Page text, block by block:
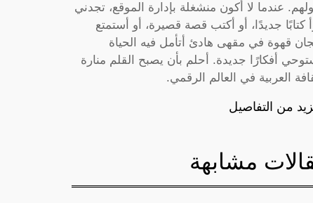
عندما لا أكون منشغلة بإدارة الموقع، تجدني
كتابًا جديدًا، أو أكتب قصة قصيرة، أو أستمتع
قهوة في مقهى هادئ أتأمل فيه الحياة
أفكارًا جديدة. أحلم بأن يصبح القلم منارة
العربية في العالم الرقمي.
من التفاصيل
مشابهة